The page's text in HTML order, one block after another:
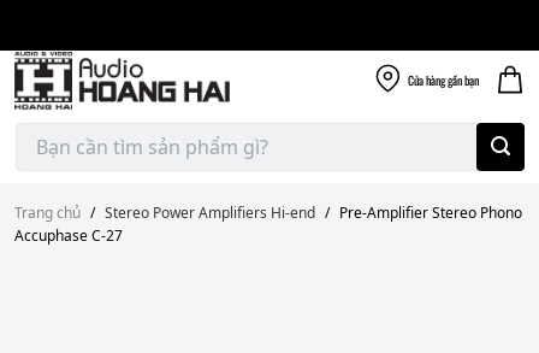
content
Cửa hànggần bạn
Tìm
kiếm:
Trang chủ / Stereo Power Amplifiers Hi-end / Pre-Amplifier Stereo Phono
Accuphase C-27